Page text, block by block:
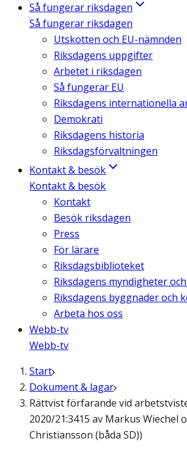
Så fungerar riksdagen
Så fungerar riksdagen
Utskotten och EU-nämnden
Riksdagens uppgifter
Arbetet i riksdagen
Så fungerar EU
Riksdagens internationella
Demokrati
Riksdagens historia
Riksdagsförvaltningen
Kontakt & besök
Kontakt & besök
Kontakt
Besök riksdagen
Press
För lärare
Riksdagsbiblioteket
Riksdagens myndigheter
Riksdagens byggnader och
Arbeta hos oss
Webb-tv
Webb-tv
Start
Dokument & lagar
Rättvist förfarande vid
2020/21:3415 av Markus Wiechel
Christiansson (båda SD))